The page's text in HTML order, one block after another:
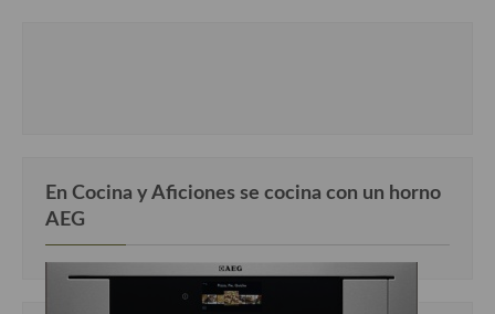
En Cocina y Aficiones se cocina con un horno
AEG